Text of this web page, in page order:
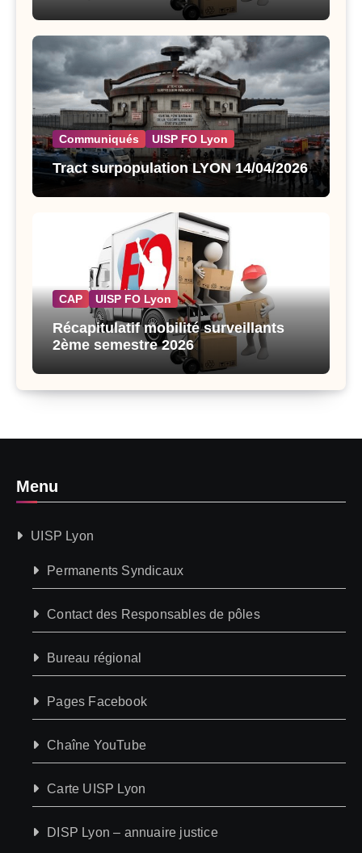
Communiqués UISP FO Lyon
Tract surpopulation LYON 14/04/2026
CAP UISP FO Lyon
Récapitulatif mobilité surveillants
2ème semestre 2026
Menu
UISP Lyon
Permanents Syndicaux
Contact des Responsables de pôles
Bureau régional
Pages Facebook
Chaîne YouTube
Carte UISP Lyon
DISP Lyon – annuaire justice